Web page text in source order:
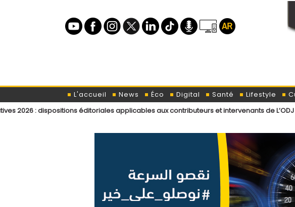
L'accueil News Éco Digital Santé Lifestyle
éditoriales applicables aux contributeurs et intervenants de L’ODJ Média